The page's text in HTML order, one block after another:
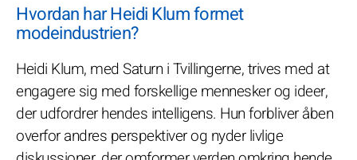
Hvordan har Heidi Klum formet
modeindustrien?
Heidi Klum, med Saturn i Tvillingerne, trives med at
engagere sig med forskellige mennesker og ideer,
der udfordrer hendes intelligens. Hun forbliver åben
overfor andres perspektiver og nyder livlige